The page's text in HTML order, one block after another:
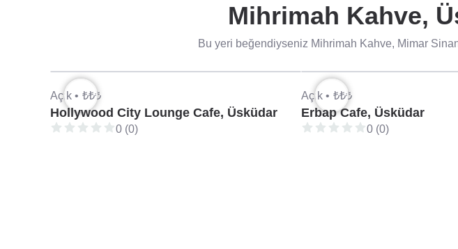
Mihrimah Kahve,
Bu yeri beğendiyseniz Mihrimah Kahve, Mimar
Açık • ₺₺₺
Hollywood City Lounge Cafe, Üsküdar
0 (0)
Açık • ₺₺₺
Erbap Cafe, Üsküdar
0 (0)